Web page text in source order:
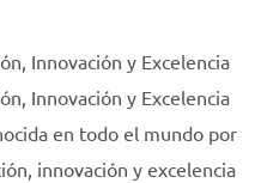
Innovación y Excelencia
Innovación y Excelencia
en todo el mundo por
innovación y excelencia